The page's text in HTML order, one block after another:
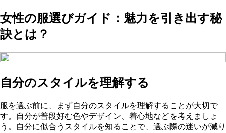
女性の服選びガイド：魅力を引き出す秘
訣とは？
自分のスタイルを理解する
服を選ぶ前に、まず自分のスタイルを理解することが大切で
す。自分が普段好む色やデザイン、着心地などを考えましょ
う。自分に似合うスタイルを知ることで、選ぶ際の迷いが減り